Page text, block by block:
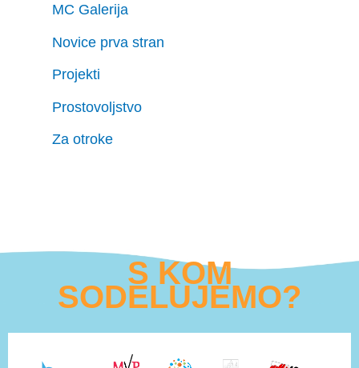
MC Galerija
Novice prva stran
Projekti
Prostovoljstvo
Za otroke
S KOM
SODELUJEMO?